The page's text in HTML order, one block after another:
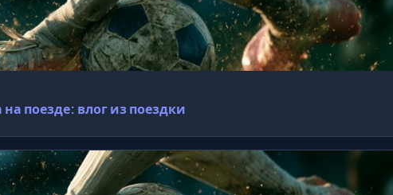
поезде: влог из поездки